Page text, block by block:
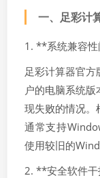
一、足彩计
1. **系统兼容
足彩计算器官
户的电脑系统
现失败的情况。
通常支持
使用较旧的
2. **安全软件